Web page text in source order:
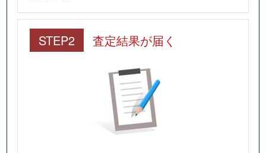
STEP2 査定結果が届く